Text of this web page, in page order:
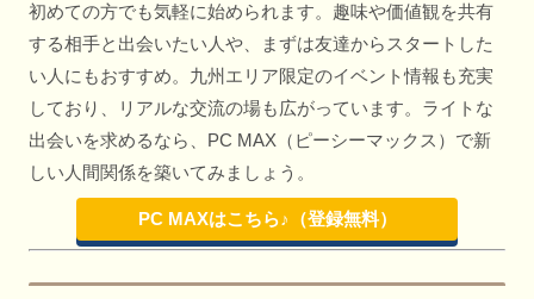
初めての方でも気軽に始められます。趣味や価値観を共有
する相手と出会いたい人や、まずは友達からスタートした
い人にもおすすめ。九州エリア限定のイベント情報も充実
しており、リアルな交流の場も広がっています。ライトな
出会いを求めるなら、PC MAX（ピーシーマックス）で新
しい人間関係を築いてみましょう。
PC MAXはこちら♪（登録無料）